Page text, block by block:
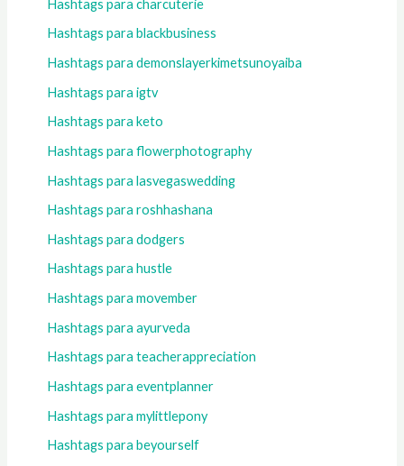
Hashtags para charcuterie
Hashtags para blackbusiness
Hashtags para demonslayerkimetsunoyaiba
Hashtags para igtv
Hashtags para keto
Hashtags para flowerphotography
Hashtags para lasvegaswedding
Hashtags para roshhashana
Hashtags para dodgers
Hashtags para hustle
Hashtags para movember
Hashtags para ayurveda
Hashtags para teacherappreciation
Hashtags para eventplanner
Hashtags para mylittlepony
Hashtags para beyourself